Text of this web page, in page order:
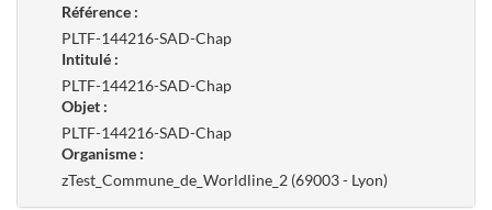
Référence :
PLTF-144216-SAD-Chap
Intitulé :
PLTF-144216-SAD-Chap
Objet :
PLTF-144216-SAD-Chap
Organisme :
zTest_Commune_de_Worldline_2 (69003 - Lyon)